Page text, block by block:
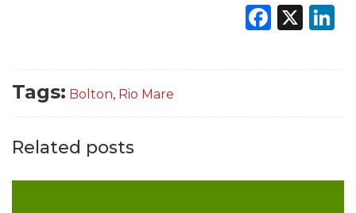
X
Tags: Bolton, Rio Mare
Related posts